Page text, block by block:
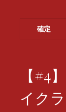
【#4
イク